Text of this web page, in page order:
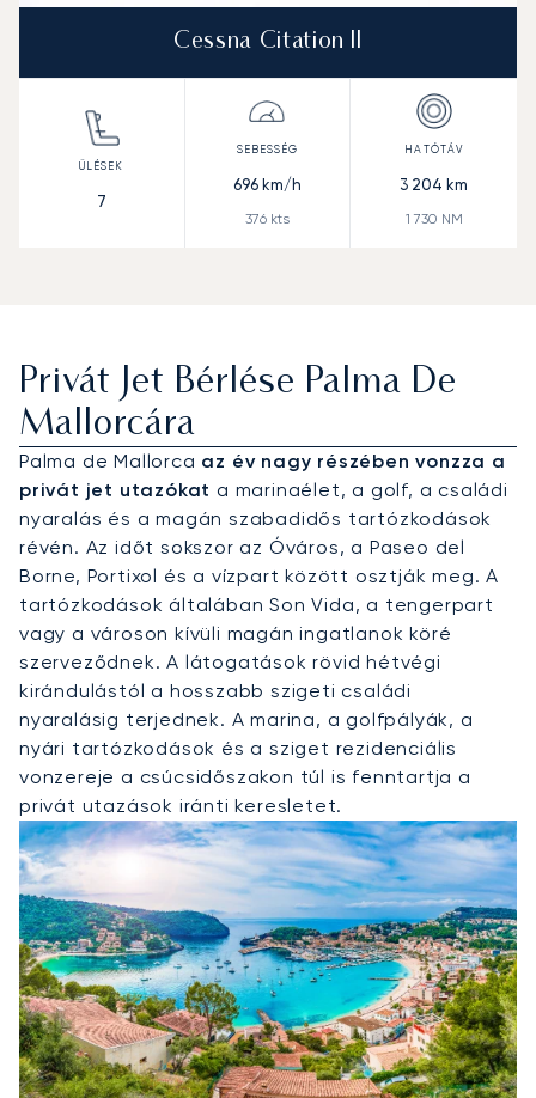
Cessna Citation II
7
696km/h
376kts
3 204 km
1 730 NM
Privát Jet Bérlése Palma De
Mallorcára
Palma de Mallorca az év nagy részében vonzza a
privát jet utazókat a marinaélet, a golf, a családi
nyaralás és a magán szabadidős tartózkodások
révén. Az időt sokszor az Óváros, a Paseo del
Borne, Portixol és a vízpart között osztják meg. A
tartózkodások általában Son Vida, a tengerpart
vagy a városon kívüli magán ingatlanok köré
szerveződnek. A látogatások rövid hétvégi
kirándulástól a hosszabb szigeti családi
nyaralásig terjednek. A marina, a golfpályák, a
nyári tartózkodások és a sziget rezidenciális
vonzereje a csúcsidőszakon túl is fenntartja a
privát utazások iránti keresletet.